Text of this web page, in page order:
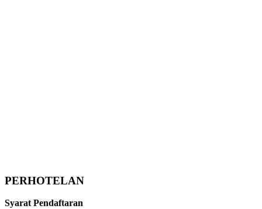
PERHOTELAN
Syarat Pendaftaran